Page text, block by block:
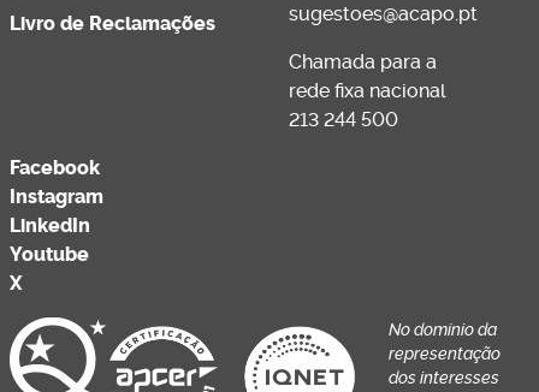
Livro de Reclamações
sugestoes@acapo.pt
Chamada para a
rede fixa nacional
213 244 500
Facebook
Instagram
LinkedIn
Youtube
X
No domínio da
representação
dos interesses